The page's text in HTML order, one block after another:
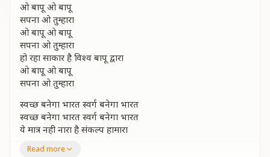
ओ बापू ओ बापू
सपना ओ तुम्हारा
ओ बापू ओ बापू
सपना ओ तुम्हारा
हो रहा साकार है विश्व बापू द्वारा
ओ बापू ओ बापू
सपना ओ तुम्हारा
स्वच्छ बनेगा भारत स्वर्ग बनेगा भारत
स्वच्छ बनेगा भारत स्वर्ग बनेगा भारत
ये मात्र नही नारा है संकल्प हामारा
जगमे महान था महान बनेगा
Read more